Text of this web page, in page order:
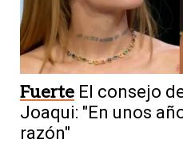
Fuerte El consejo
Joaqui: "En unos
razón"